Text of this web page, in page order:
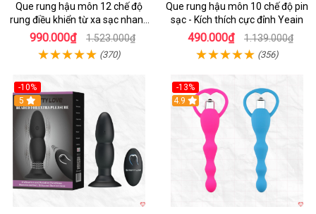
Que rung hậu môn 12 chế độ
rung điều khiển từ xa sạc nhanh
kích thích mạnh
990.000₫ 1.523.000₫
(370)
Que rung hậu môn 10 chế độ pin
sạc - Kích thích cực đỉnh Yeain
490.000₫ 1.139.000₫
(356)
-10%
5
-13%
4.9